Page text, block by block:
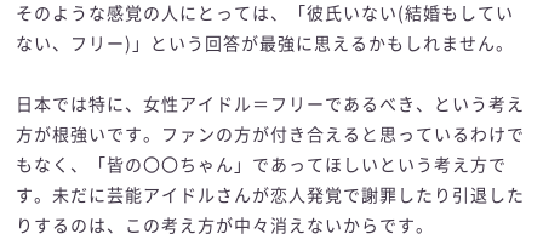
そのような感覚の人にとっては、「彼氏いない(結婚もしてい
ない、フリー)」という回答が最強に思えるかもしれません。
日本では特に、女性アイドル＝フリーであるべき、という考え
方が根強いです。ファンの方が付き合えると思っているわけで
もなく、「皆の〇〇ちゃん」であってほしいという考え方で
す。未だに芸能アイドルさんが恋人発覚で謝罪したり引退した
りするのは、この考え方が中々消えないからです。